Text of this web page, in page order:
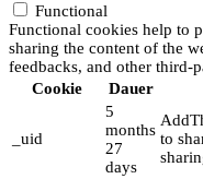
Functional
Functional cookies help to
sharing the content of the
feedbacks, and other third-
Cookie
Dauer
_uid
5
months
27
days
to